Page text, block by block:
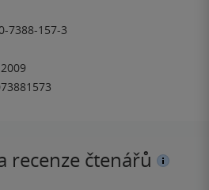
7388-157-3
recenze čtenářů